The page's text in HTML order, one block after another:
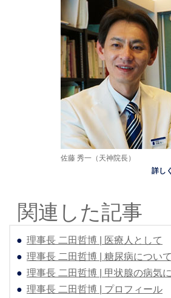
佐藤 秀一（天神院長）
詳しく
関連した記事
● 理事長 二田哲博 | 医療人として
● 理事長 二田哲博 | 糖尿病について
● 理事長 二田哲博 | 甲状腺の病気
● 理事長 二田哲博 | プロフィール